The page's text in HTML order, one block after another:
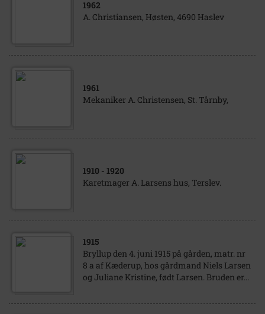
1962
A. Christiansen, Høsten, 4690 Haslev
1961
Mekaniker A. Christensen, St. Tårnby,
1910 - 1920
Karetmager A. Larsens hus, Terslev.
1915
Bryllup den 4. juni 1915 på gården, matr. nr
8 a af Kæderup, hos gårdmand Niels Larsen
og Juliane Kristine, født Larsen. Bruden er...